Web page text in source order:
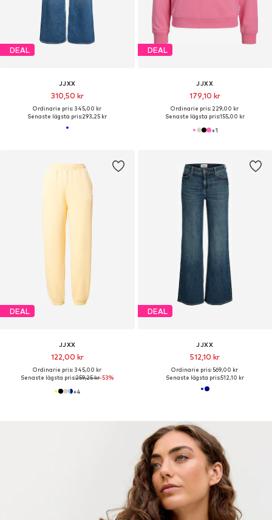
DEAL
JJXX
310,50 kr
Ordinarie pris: 345,00 kr
Senaste lägsta pris:293,25 kr
DEAL
JJXX
179,10 kr
Ordinarie pris: 229,00 kr
Senaste lägsta pris:155,00 kr
+1
DEAL
JJXX
122,00 kr
Ordinarie pris: 345,00 kr
Senaste lägsta pris:259,25 kr-53%
+4
DEAL
JJXX
512,10 kr
Ordinarie pris: 569,00 kr
Senaste lägsta pris:512,10 kr